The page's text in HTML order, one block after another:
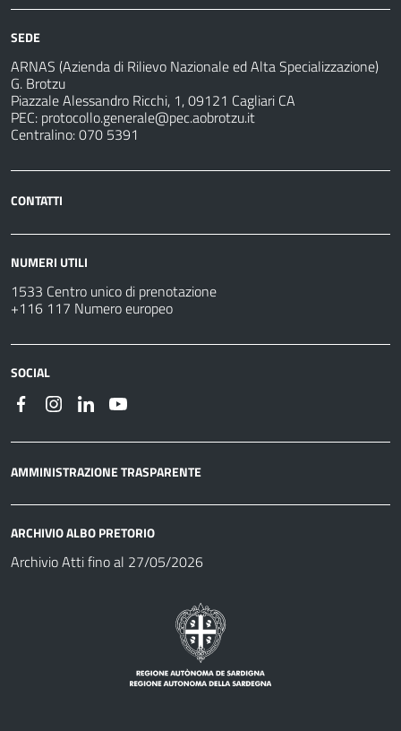
SEDE
ARNAS (Azienda di Rilievo Nazionale ed Alta Specializzazione)
G. Brotzu
Piazzale Alessandro Ricchi, 1, 09121 Cagliari CA
PEC: protocollo.generale@pec.aobrotzu.it
Centralino: 070 5391
CONTATTI
NUMERI UTILI
1533 Centro unico di prenotazione
+116 117 Numero europeo
SOCIAL
AMMINISTRAZIONE TRASPARENTE
ARCHIVIO ALBO PRETORIO
Archivio Atti fino al 27/05/2026